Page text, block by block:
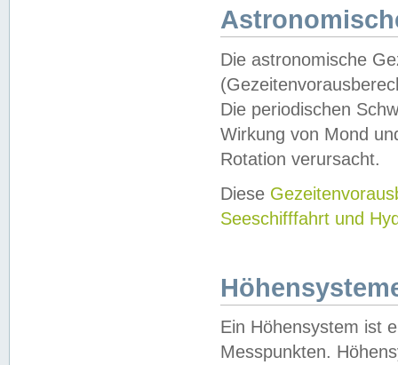
Die astronomische
Die periodischen
Wirkung von Mond
Rotation verursacht.
Diese
Seeschifffahrt und
Ein Höhensystem ist
Messpunkten.